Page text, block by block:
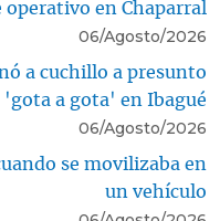
en Chaparral
06/Agosto/2026
a cuchillo a presunto
'gota a gota' en Ibagué
06/Agosto/2026
se movilizaba en
un vehículo